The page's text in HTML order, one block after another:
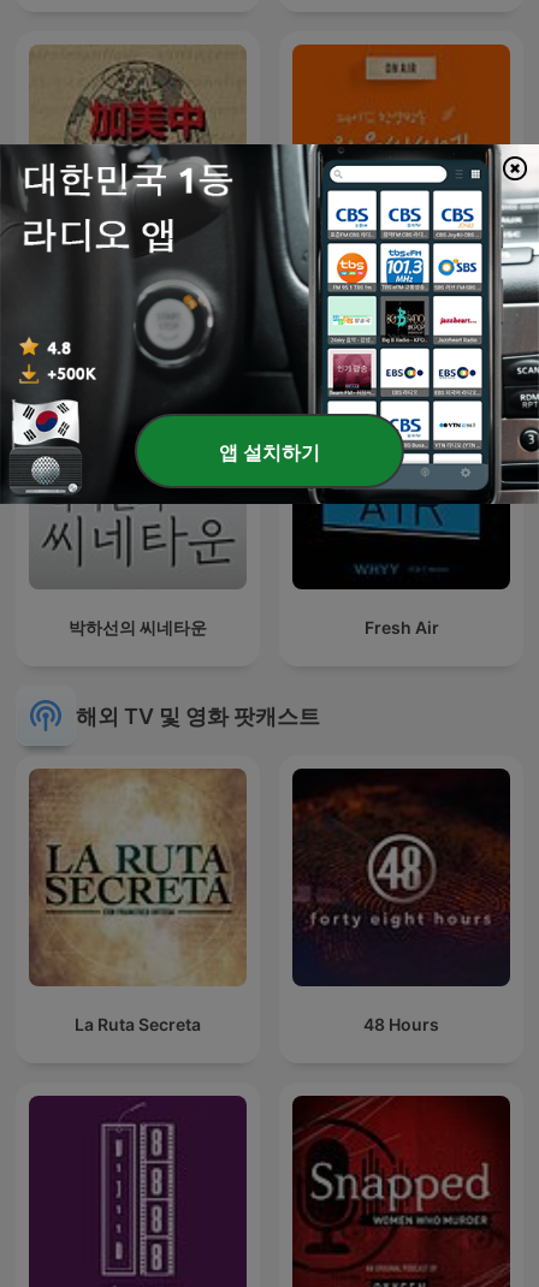
加美中新闻热点
24시간 찬양방송-와우씨씨
엠
박하선의 씨네타운 Fresh Air
해외 TV 및 영화 팟캐스트
La Ruta Secreta 48 Hours
앱 설치하기